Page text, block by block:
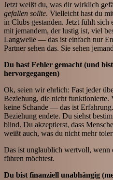
Jetzt weißt du, was dir wirklich
gefallen sollte. Vielleicht hast du
in Clubs gestanden. Jetzt fühlt
mit jemandem, der lustig ist, viel
Langweile — das ist einfach nur
Partner sehen das. Sie sehen
Du hast Fehler gemacht (und
hervorgegangen)
Ok, seien wir ehrlich: Fast jeder
Beziehung, die nicht funktionierte.
keine Schande — das ist
Beziehung endete. Du siehst
blind. Du akzeptierst, dass
weißt auch, was du nicht mehr
Das ist unglaublich wertvoll,
führen möchtest.
Du bist finanziell unabhängig